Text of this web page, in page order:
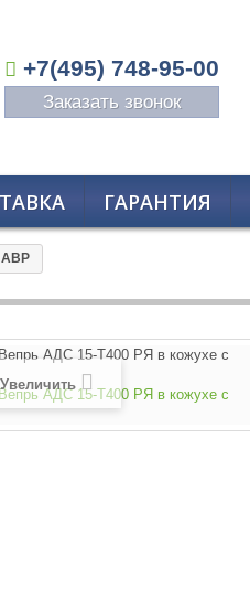
+7(495) 748-95-00
Заказать звонок
ГАРАНТИЯ
АВР
Увеличить